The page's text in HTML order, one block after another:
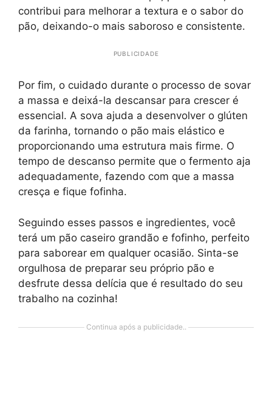
contribui para melhorar a textura e o sabor do
pão, deixando-o mais saboroso e consistente.
PUBLICIDADE
Por fim, o cuidado durante o processo de sovar
a massa e deixá-la descansar para crescer é
essencial. A sova ajuda a desenvolver o glúten
da farinha, tornando o pão mais elástico e
proporcionando uma estrutura mais firme. O
tempo de descanso permite que o fermento aja
adequadamente, fazendo com que a massa
cresça e fique fofinha.
Seguindo esses passos e ingredientes, você
terá um pão caseiro grandão e fofinho, perfeito
para saborear em qualquer ocasião. Sinta-se
orgulhosa de preparar seu próprio pão e
desfrute dessa delícia que é resultado do seu
trabalho na cozinha!
Continua após a publicidade..